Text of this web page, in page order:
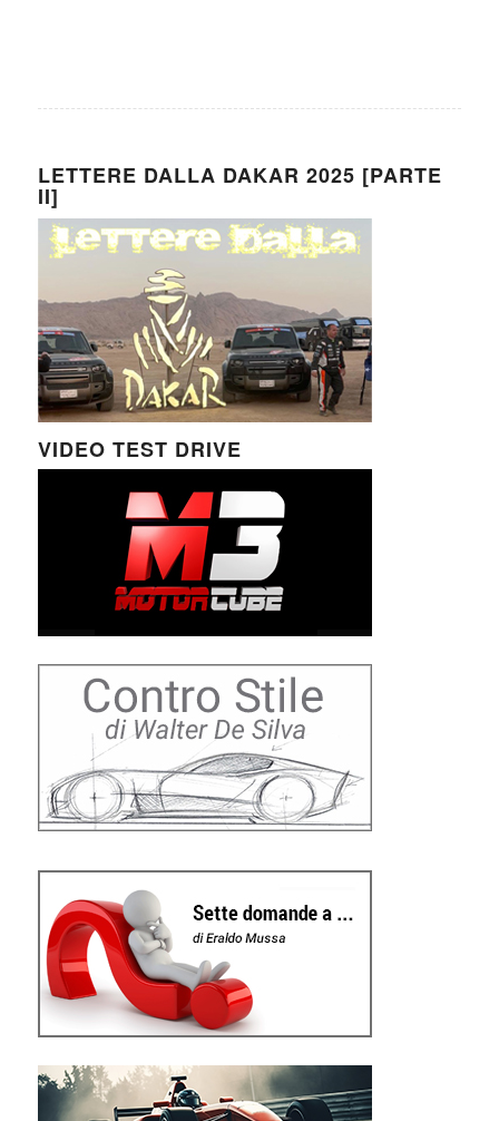
LETTERE DALLA DAKAR 2025 [PARTE
II]
VIDEO TEST DRIVE